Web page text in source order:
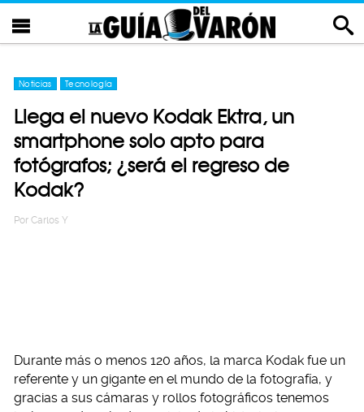
Noticias Tecnología
Llega el nuevo Kodak Ektra, un
smartphone solo apto para
fotógrafos; ¿será el regreso de
Kodak?
Por Carlos Y
Durante más o menos 120 años, la marca Kodak fue un
referente y un gigante en el mundo de la fotografía, y
gracias a sus cámaras y rollos fotográficos tenemos